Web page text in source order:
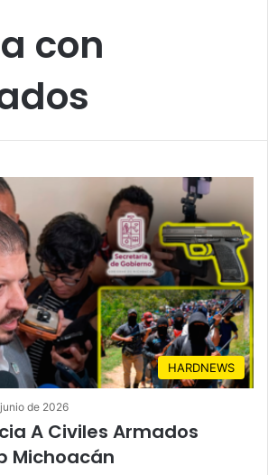
con
HARDNEWS
de 2026
A Civiles Armados
Michoacán